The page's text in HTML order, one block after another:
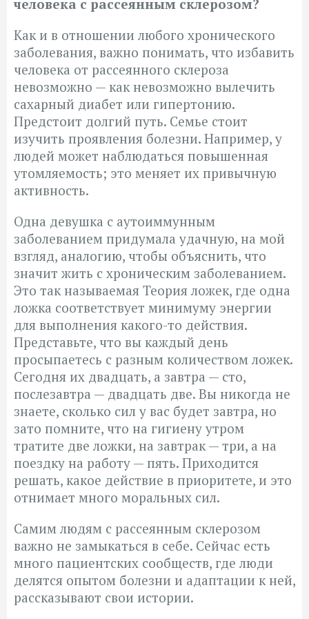
человека с рассеянным склерозом?
Как и в отношении любого хронического
заболевания, важно понимать, что избавить
человека от рассеянного склероза
невозможно — как невозможно вылечить
сахарный диабет или гипертонию.
Предстоит долгий путь. Семье стоит
изучить проявления болезни. Например, у
людей может наблюдаться повышенная
утомляемость; это меняет их привычную
активность.
Одна девушка с аутоиммунным
заболеванием придумала удачную, на мой
взгляд, аналогию, чтобы объяснить, что
значит жить с хроническим заболеванием.
Это так называемая Теория ложек, где одна
ложка соответствует минимуму энергии
для выполнения какого-то действия.
Представьте, что вы каждый день
просыпаетесь с разным количеством ложек.
Сегодня их двадцать, а завтра — сто,
послезавтра — двадцать две. Вы никогда не
знаете, сколько сил у вас будет завтра, но
зато помните, что на гигиену утром
тратите две ложки, на завтрак — три, а на
поездку на работу — пять. Приходится
решать, какое действие в приоритете, и это
отнимает много моральных сил.
Самим людям с рассеянным склерозом
важно не замыкаться в себе. Сейчас есть
много пациентских сообществ, где люди
делятся опытом болезни и адаптации к ней,
рассказывают свои истории.